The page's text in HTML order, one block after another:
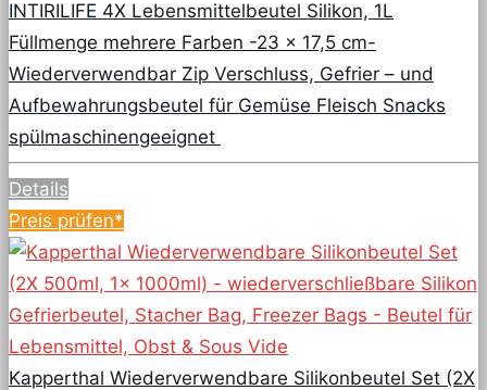
INTIRILIFE 4X Lebensmittelbeutel Silikon, 1L
Füllmenge mehrere Farben -23 x 17,5 cm-
Wiederverwendbar Zip Verschluss, Gefrier – und
Aufbewahrungsbeutel für Gemüse Fleisch Snacks
spülmaschinengeeignet
Details
Preis prüfen*
Kapperthal Wiederverwendbare Silikonbeutel Set (2X